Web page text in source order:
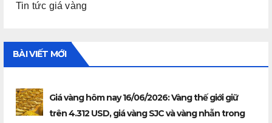
Tin tức giá vàng
BÀI VIẾT MỚI
Giá vàng hôm nay 16/06/2026: Vàng thế giới giữ
trên 4.312 USD, giá vàng SJC và vàng nhẫn trong